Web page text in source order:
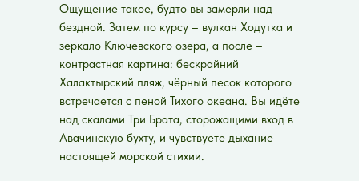
Ощущение такое, будто вы замерли над
бездной. Затем по курсу – вулкан Ходутка и
зеркало Ключевского озера, а после –
контрастная картина: бескрайний
Халактырский пляж, чёрный песок которого
встречается с пеной Тихого океана. Вы идёте
над скалами Три Брата, сторожащими вход в
Авачинскую бухту, и чувствуете дыхание
настоящей морской стихии.